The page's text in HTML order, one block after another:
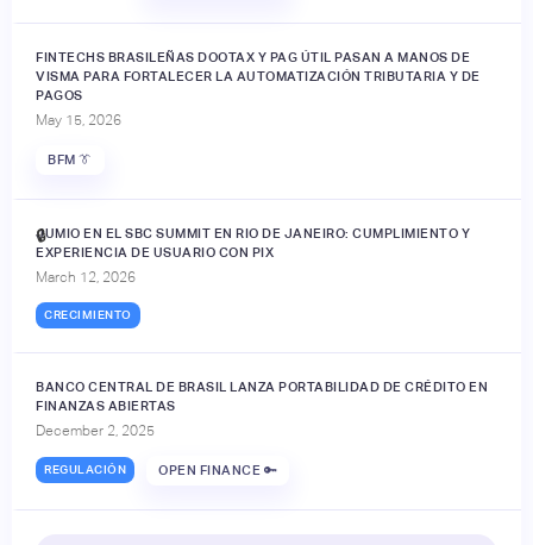
FINTECHS BRASILEÑAS DOOTAX Y PAG ÚTIL PASAN A MANOS DE
VISMA PARA FORTALECER LA AUTOMATIZACIÓN TRIBUTARIA Y DE
PAGOS
May 15, 2026
BFM 👔
JUMIO EN EL SBC SUMMIT EN RIO DE JANEIRO: CUMPLIMIENTO Y
EXPERIENCIA DE USUARIO CON PIX
March 12, 2026
CRECIMIENTO
🔒
BANCO CENTRAL DE BRASIL LANZA PORTABILIDAD DE CRÉDITO EN
FINANZAS ABIERTAS
December 2, 2025
REGULACIÓN OPEN FINANCE 🔑